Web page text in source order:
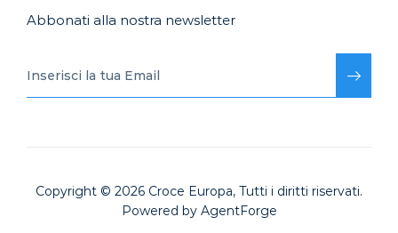
Abbonati alla nostra newsletter
Copyright © 2026 Croce Europa, Tutti i diritti riservati.
Powered by AgentForge